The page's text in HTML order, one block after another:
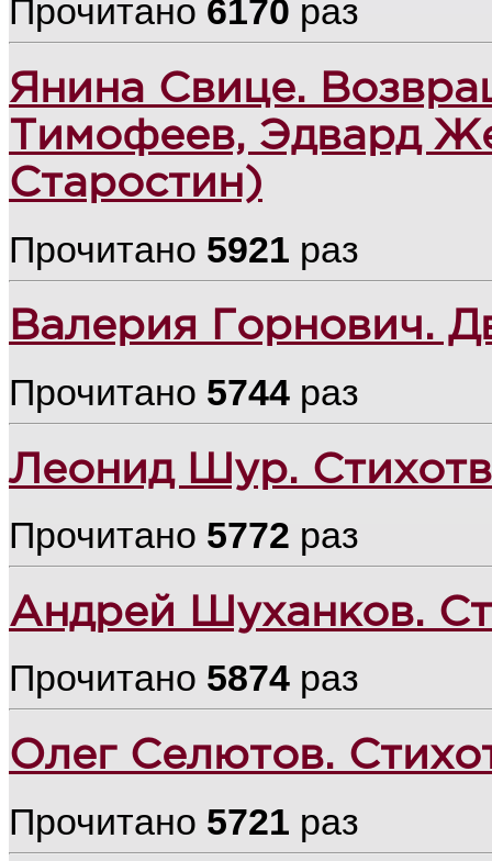
Прочитано 6170 раз
Янина Свице.
Тимофеев, Эдвард
Старостин)
Прочитано 5921 раз
Валерия Горнович.
Прочитано 5744 раз
Леонид Шур.
Прочитано 5772 раз
Андрей Шуханков.
Прочитано 5874 раз
Олег Селютов.
Прочитано 5721 раз